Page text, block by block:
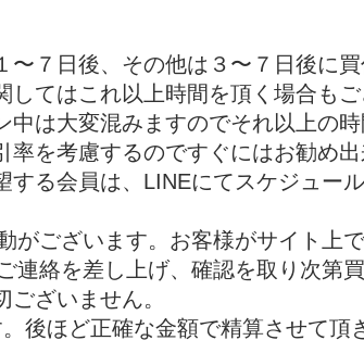
７日後、その他は３〜７日後に買
てはこれ以上時間を頂く場合もご
は大変混みますのでそれ以上の時
を考慮するのですぐにはお勧め出
る会員は、LINEにてスケジュー
がございます。お客様がサイト上
連絡を差し上げ、確認を取り次第
ざいません。
後ほど正確な金額で精算させて頂